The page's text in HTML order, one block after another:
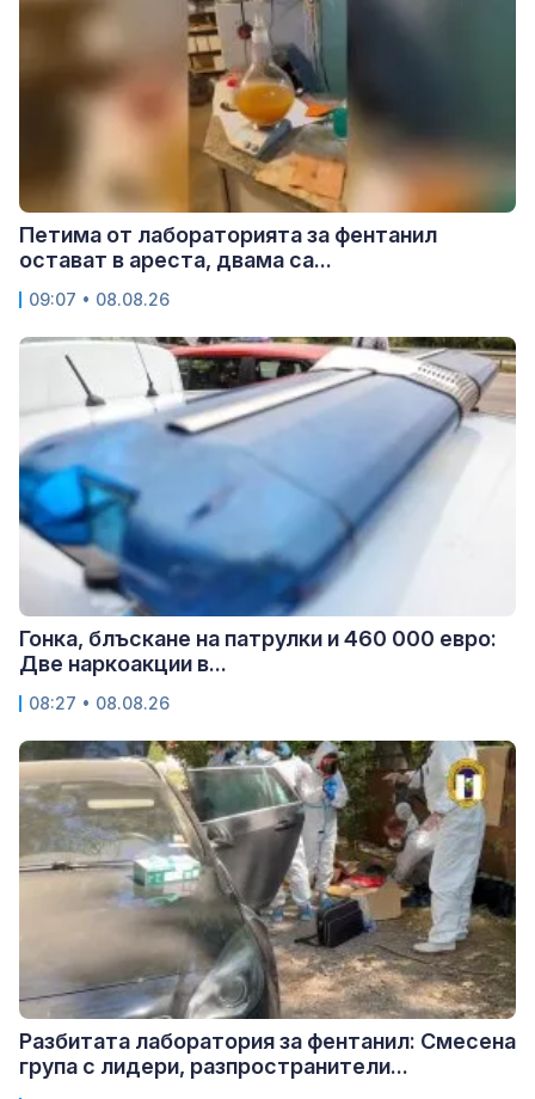
Петима от лабораторията за фентанил
остават в ареста, двама са...
09:07 • 08.08.26
Гонка, блъскане на патрулки и 460 000 евро:
Две наркоакции в...
08:27 • 08.08.26
Разбитата лаборатория за фентанил: Смесена
група с лидери, разпространители...